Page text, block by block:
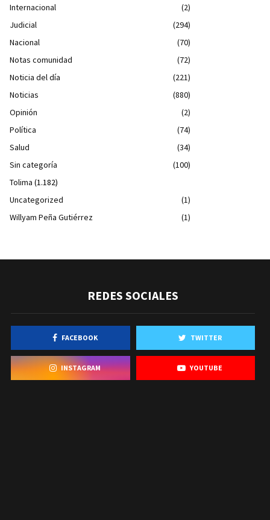
Internacional
(2)
Judicial
(294)
Nacional
(70)
Notas comunidad
(72)
Noticia del día
(221)
Noticias
(880)
Opinión
(2)
Política
(74)
Salud
(34)
Sin categoría
(100)
Tolima (1.182)
Uncategorized
(1)
Willyam Peña Gutiérrez
(1)
REDES SOCIALES
FACEBOOK TWITTER
INSTAGRAM YOUTUBE